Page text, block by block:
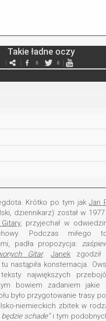
Takie ładne oczy
0 0
Krótko po tym jakJan
dziennikarz) został w
, przyjechał w
Podczas miłego
padła propozycja:
Gitar.Janek zgodził
nastąpiła konsternacja.
największych
bowiem zadaniem jakie
było przygotowanie trasy po
niemieckich zbitek w
schade”i tym